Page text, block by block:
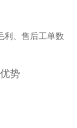
利、售后工单数
势